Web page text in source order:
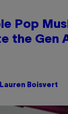
Pop
the Gen
Lauren Boisvert